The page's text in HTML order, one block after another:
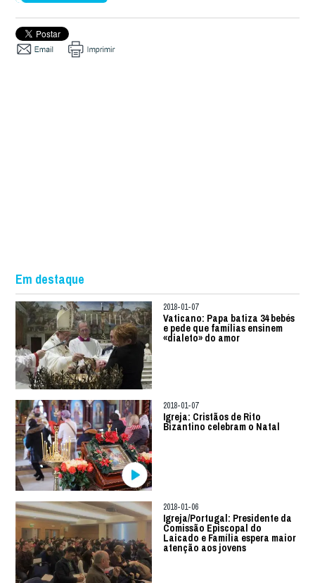
Em destaque
2018-01-07
Vaticano: Papa batiza 34 bebés
e pede que famílias ensinem
«dialeto» do amor
2018-01-07
Igreja: Cristãos de Rito
Bizantino celebram o Natal
2018-01-06
Igreja/Portugal: Presidente da
Comissão Episcopal do
Laicado e Família espera maior
atenção aos jovens